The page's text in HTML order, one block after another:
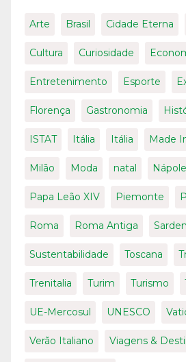
Arte Brasil Cidade Eterna
Cultura Curiosidade
Entretenimento Esporte
Florença Gastronomia
ISTAT Itália Itália Made
Milão Moda natal
Papa Leão XIV Piemonte
Roma Roma Antiga
Sustentabilidade Toscana
Trenitalia Turim Turismo
UE-Mercosul UNESCO
Verão Italiano Viagens &